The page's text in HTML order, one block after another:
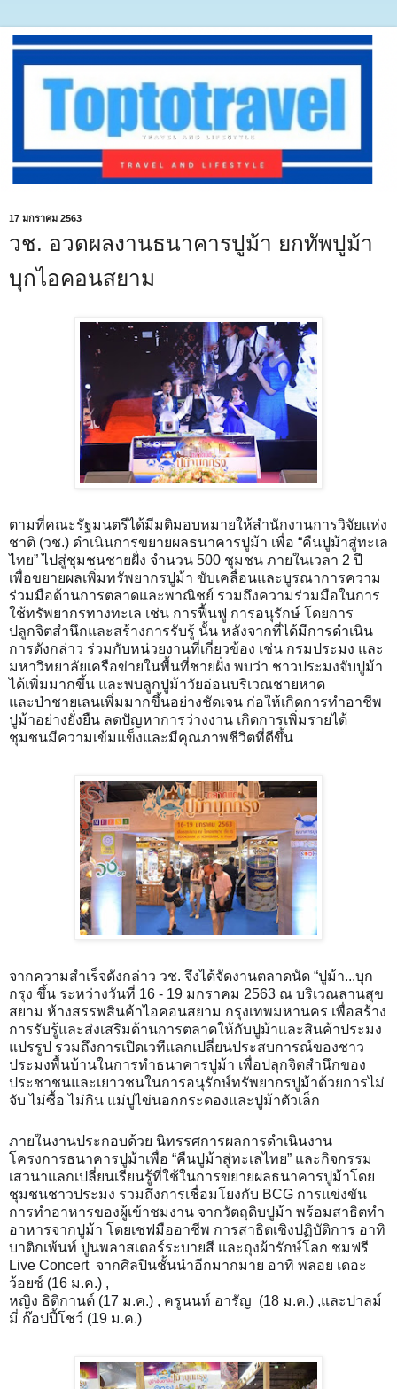
17 มกราคม 2563
วช. อวดผลงานธนาคารปูม้า ยกทัพปูม้า
บุกไอคอนสยาม
ตามที่คณะรัฐมนตรีได้มีมติมอบหมายให้สำนักงานการวิจัยแห่ง
ชาติ (วช.) ดำเนินการขยายผลธนาคารปูม้า เพื่อ “คืนปูม้าสู่ทะเล
ไทย” ไปสู่ชุมชนชายฝั่ง จำนวน 500 ชุมชน ภายในเวลา 2 ปี
เพื่อขยายผลเพิ่มทรัพยากรปูม้า ขับเคลื่อนและบูรณาการความ
ร่วมมือด้านการตลาดและพาณิชย์ รวมถึงความร่วมมือในการ
ใช้ทรัพยากรทางทะเล เช่น การฟื้นฟู การอนุรักษ์ โดยการ
ปลูกจิตสำนึกและสร้างการรับรู้ นั้น หลังจากที่ได้มีการดำเนิน
การดังกล่าว ร่วมกับหน่วยงานที่เกี่ยวข้อง เช่น กรมประมง และ
มหาวิทยาลัยเครือข่ายในพื้นที่ชายฝั่ง พบว่า ชาวประมงจับปูม้า
ได้เพิ่มมากขึ้น และพบลูกปูม้าวัยอ่อนบริเวณชายหาด
และป่าชายเลนเพิ่มมากขึ้นอย่างชัดเจน ก่อให้เกิดการทำอาชีพ
ปูม้าอย่างยั่งยืน ลดปัญหาการว่างงาน เกิดการเพิ่มรายได้
ชุมชนมีความเข้มแข็งและมีคุณภาพชีวิตที่ดีขึ้น
จากความสำเร็จดังกล่าว วช. จึงได้จัดงานตลาดนัด “ปูม้า...บุก
กรุง ขึ้น ระหว่างวันที่ 16 - 19 มกราคม 2563 ณ บริเวณลานสุข
สยาม ห้างสรรพสินค้าไอคอนสยาม กรุงเทพมหานคร เพื่อสร้าง
การรับรู้และส่งเสริมด้านการตลาดให้กับปูม้าและสินค้าประมง
แปรรูป รวมถึงการเปิดเวทีแลกเปลี่ยนประสบการณ์ของชาว
ประมงพื้นบ้านในการทำธนาคารปูม้า เพื่อปลุกจิตสำนึกของ
ประชาชนและเยาวชนในการอนุรักษ์ทรัพยากรปูม้าด้วยการไม่
จับ ไม่ซื้อ ไม่กิน แม่ปูไข่นอกกระดองและปูม้าตัวเล็ก
ภายในงานประกอบด้วย นิทรรศการผลการดำเนินงาน
โครงการธนาคารปูม้าเพื่อ “คืนปูม้าสู่ทะเลไทย” และกิจกรรม
เสวนาแลกเปลี่ยนเรียนรู้ที่ใช้ในการขยายผลธนาคารปูม้าโดย
ชุมชนชาวประมง รวมถึงการเชื่อมโยงกับ BCG การแข่งขัน
การทำอาหารของผู้เข้าชมงาน จากวัตถุดิบปูม้า พร้อมสาธิตทำ
อาหารจากปูม้า โดยเชฟมืออาชีพ การสาธิตเชิงปฏิบัติการ อาทิ
บาติกเพ้นท์ ปูนพลาสเตอร์ระบายสี และถุงผ้ารักษ์โลก ชมฟรี
Live Concert จากศิลปินชั้นนำอีกมากมาย อาทิ พลอย เดอะ
ว้อยซ์ (16 ม.ค.) ,
หญิง ธิติกานต์ (17 ม.ค.) , ครูนนท์ อารัญ (18 ม.ค.) ,และปาลม์
มี่ ก๊อปปี้โชว์ (19 ม.ค.)